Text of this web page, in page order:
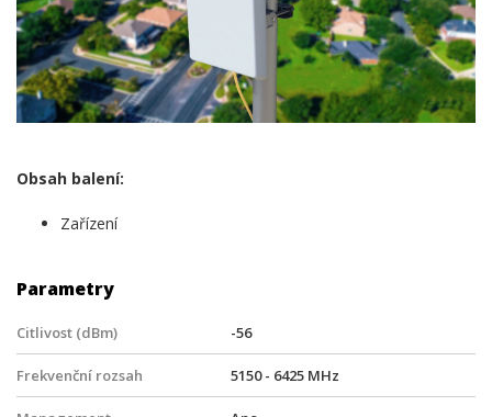
Obsah balení:
Zařízení
Parametry
Citlivost (dBm) -56
Frekvenční rozsah 5150 - 6425 MHz